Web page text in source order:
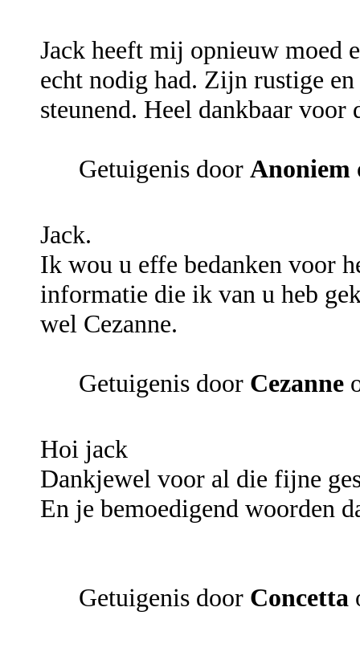
Jack heeft mij opnieuw moed
echt nodig had. Zijn rustige
steunend. Heel dankbaar voor
Getuigenis door Anoniem
Jack.
Ik wou u effe bedanken voor
informatie die ik van u heb
wel Cezanne.
Getuigenis door Cezanne
Hoi jack
Dankjewel voor al die fijne
En je bemoedigend woorden
Getuigenis door Concetta